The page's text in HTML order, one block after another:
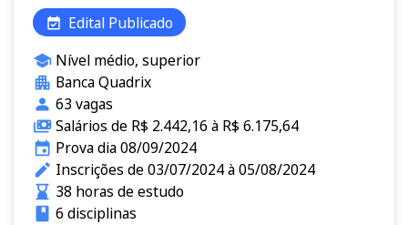
Edital Publicado
Nível médio, superior
Banca Quadrix
63 vagas
Salários de R$ 2.442,16 à R$ 6.175,64
Prova dia 08/09/2024
Inscrições de 03/07/2024 à 05/08/2024
38 horas de estudo
6 disciplinas